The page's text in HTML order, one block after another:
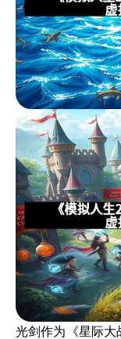
光剑作为《星际大